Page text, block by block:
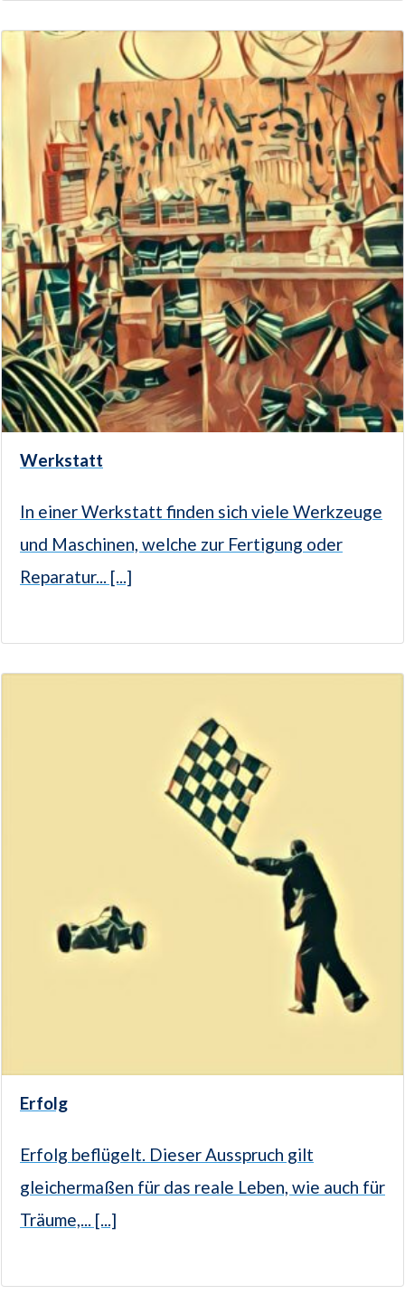
Werkstatt
In einer Werkstatt finden sich viele Werkzeuge
und Maschinen, welche zur Fertigung oder
Reparatur... [...]
Erfolg
Erfolg beflügelt. Dieser Ausspruch gilt
gleichermaßen für das reale Leben, wie auch für
Träume,... [...]